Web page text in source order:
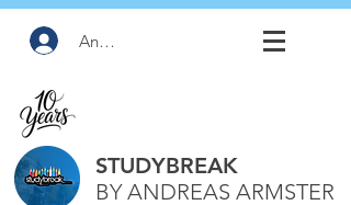
Anmelden
STUDYBREAK
BY ANDREAS ARMSTER